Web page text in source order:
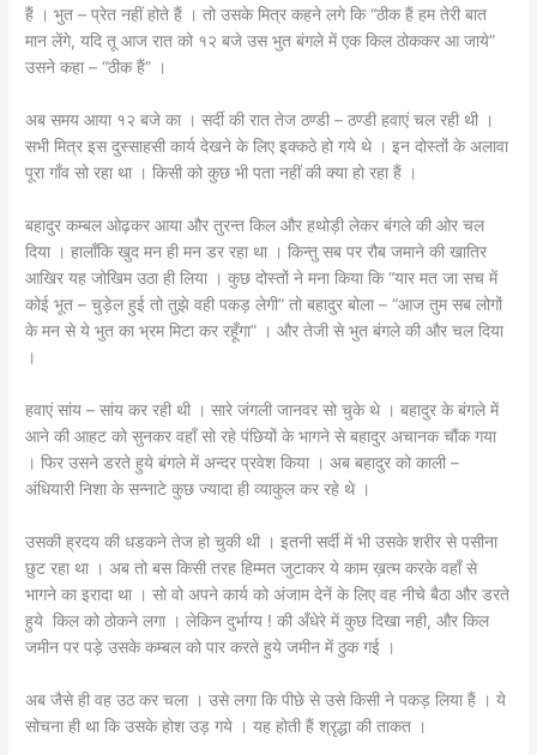
हैं । भुत – प्रेत नहीं होते हैं । तो उसके मित्र कहने लगे कि “ठीक हैं हम तेरी बात
मान लेंगे, यदि तू आज रात को १२ बजे उस भुत बंगले में एक किल ठोककर आ जाये”
उसने कहा – “ठीक हैं” ।
अब समय आया १२ बजे का । सर्दी की रात तेज ठण्डी – ठण्डी हवाएं चल रही थी ।
सभी मित्र इस दुस्साहसी कार्य देखने के लिए इक्कठे हो गये थे । इन दोस्तों के अलावा
पूरा गाँव सो रहा था । किसी को कुछ भी पता नहीं की क्या हो रहा हैं ।
बहादुर कम्बल ओढ़कर आया और तुरन्त किल और हथोड़ी लेकर बंगले की ओर चल
दिया । हालाँकि खुद मन ही मन डर रहा था । किन्तु सब पर रौब जमाने की खातिर
आखिर यह जोखिम उठा ही लिया । कुछ दोस्तों ने मना किया कि “यार मत जा सच में
कोई भूत – चुड़ेल हुई तो तुझे वही पकड़ लेगी” तो बहादुर बोला – “आज तुम सब लोगों
के मन से ये भुत का भ्रम मिटा कर रहूँगा” । और तेजी से भुत बंगले की और चल दिया
।
हवाएं सांय – सांय कर रही थी । सारे जंगली जानवर सो चुके थे । बहादुर के बंगले में
आने की आहट को सुनकर वहाँ सो रहे पंछियों के भागने से बहादुर अचानक चौंक गया
। फिर उसने डरते हुये बंगले में अन्दर प्रवेश किया । अब बहादुर को काली –
अंधियारी निशा के सन्नाटे कुछ ज्यादा ही व्याकुल कर रहे थे ।
उसकी ह्रदय की धडकने तेज हो चुकी थी । इतनी सर्दी में भी उसके शरीर से पसीना
छुट रहा था । अब तो बस किसी तरह हिम्मत जुटाकर ये काम ख़त्म करके वहाँ से
भागने का इरादा था । सो वो अपने कार्य को अंजाम देनें के लिए वह नीचे बैठा और डरते
हुये किल को ठोकने लगा । लेकिन दुर्भाग्य ! की अँधेरे में कुछ दिखा नही, और किल
जमीन पर पड़े उसके कम्बल को पार करते हुये जमीन में ठुक गई ।
अब जैसे ही वह उठ कर चला । उसे लगा कि पीछे से उसे किसी ने पकड़ लिया हैं । ये
सोचना ही था कि उसके होश उड़ गये । यह होती हैं श्रृद्धा की ताकत ।